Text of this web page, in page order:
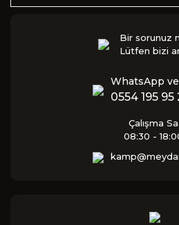
Bir sorunuz
Lütfen bizi
WhatsApp
0554 195 95
Çalışma
08:30 -